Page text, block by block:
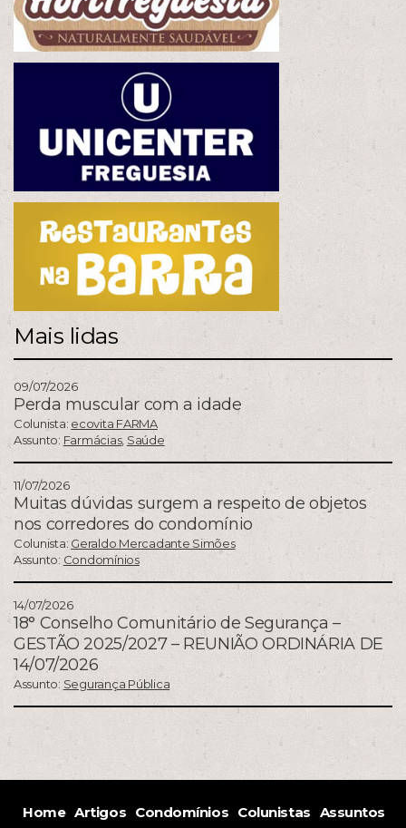
Mais lidas
09/07/2026
Perda muscular com a idade
Colunista: ecovita FARMA
Assunto: Farmácias, Saúde
11/07/2026
Muitas dúvidas surgem a respeito de objetos
nos corredores do condomínio
Colunista: Geraldo Mercadante Simões
Assunto: Condomínios
14/07/2026
18° Conselho Comunitário de Segurança –
GESTÃO 2025/2027 – REUNIÃO ORDINÁRIA DE
14/07/2026
Assunto: Segurança Pública
Home Artigos Condomínios Colunistas Assuntos